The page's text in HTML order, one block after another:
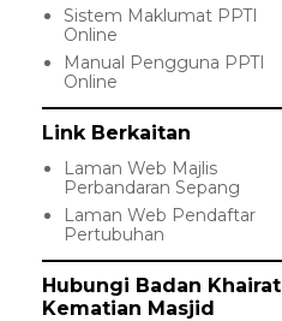
Sistem Maklumat PPTI
Online
Manual Pengguna PPTI
Online
Link Berkaitan
Laman Web Majlis
Perbandaran Sepang
Laman Web Pendaftar
Pertubuhan
Hubungi Badan Khairat
Kematian Masjid